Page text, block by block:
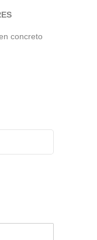
concreto